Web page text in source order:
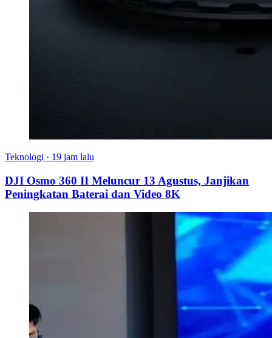
Teknologi · 19 jam lalu
DJI Osmo 360 II Meluncur 13 Agustus, Janjikan
Peningkatan Baterai dan Video 8K